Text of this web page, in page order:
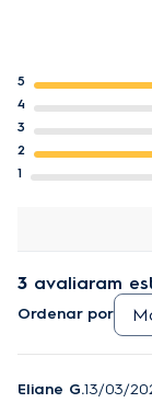
5
4
3
2
1
3 avaliaram
Ordenar por
Eliane G.13/03/